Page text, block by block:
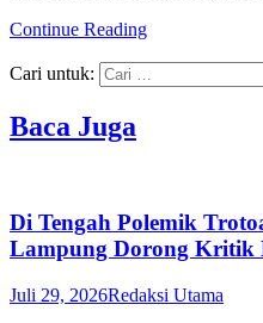
Continue Reading
Cari untuk:
Baca Juga
Di Tengah Polemik
Lampung Dorong Kritik
Juli 29, 2026Redaksi Utama